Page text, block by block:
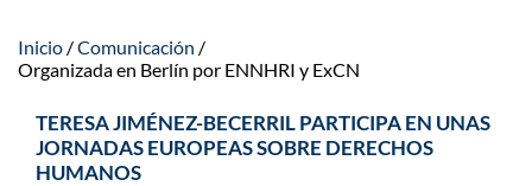
Inicio
Comunicación
Organizada en Berlín por ENNHRI y ExCN
TERESA JIMÉNEZ-BECERRIL PARTICIPA EN UNAS
JORNADAS EUROPEAS SOBRE DERECHOS
HUMANOS